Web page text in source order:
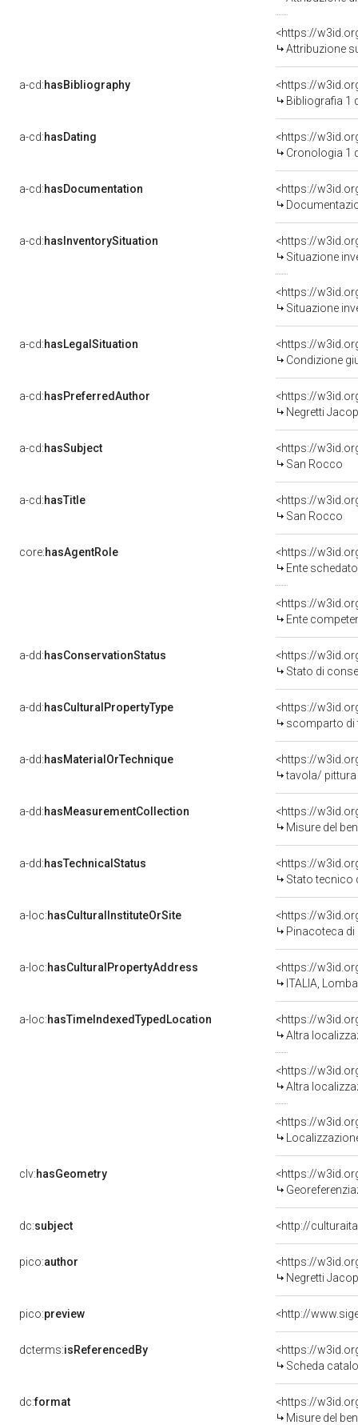
<https://
Attribuzione
a-cd:hasBibliography
<https://
Bibliografia 1
a-cd:hasDating
<https://
Cronologia 1
a-cd:hasDocumentation
a-cd:hasInventorySituation
<https://
Situazione
<https://
Situazione
a-cd:hasLegalSituation
<https://
Condizione
a-cd:hasPreferredAuthor
<https://
Negretti
a-cd:hasSubject
<https://
San Rocco
a-cd:hasTitle
<https://
San Rocco
core:hasAgentRole
<https://
Ente schedatore del bene
<https://
Ente competente
a-dd:hasConservationStatus
<https://
Stato di
a-dd:hasCulturalPropertyType
<https://
scomparto di
a-dd:hasMaterialOrTechnique
<https://
tavola/
a-dd:hasMeasurementCollection
<https://
Misure del
a-dd:hasTechnicalStatus
<https://
Stato tecnico
a-loc:hasCulturalInstituteOrSite
<https://
Pinacoteca di
a-loc:hasCulturalPropertyAddress
<https://
ITALIA,
a-loc:hasTimeIndexedTypedLocation
<https://
Altra
<https://
Altra
<https://
clv:hasGeometry
<https://
dc:subject <http://
pico:author
<https://
Negretti
pico:preview
dcterms:isReferencedBy
<https://
Scheda
dc:format
<https://
Misure del